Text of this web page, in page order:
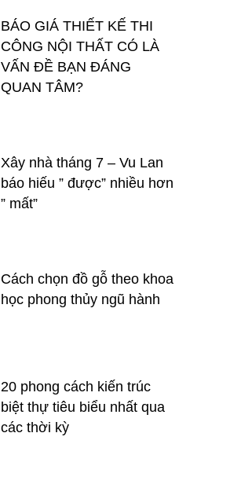
BÁO GIÁ THIẾT KẾ THI
CÔNG NỘI THẤT CÓ LÀ
VẤN ĐỀ BẠN ĐÁNG
QUAN TÂM?
Xây nhà tháng 7 – Vu Lan
báo hiếu ” được” nhiều hơn
” mất”
Cách chọn đồ gỗ theo khoa
học phong thủy ngũ hành
20 phong cách kiến trúc
biệt thự tiêu biểu nhất qua
các thời kỳ